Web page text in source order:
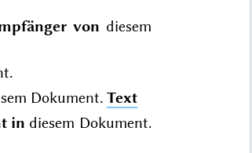
von diesem
Dokument. Text
in diesem Dokument.